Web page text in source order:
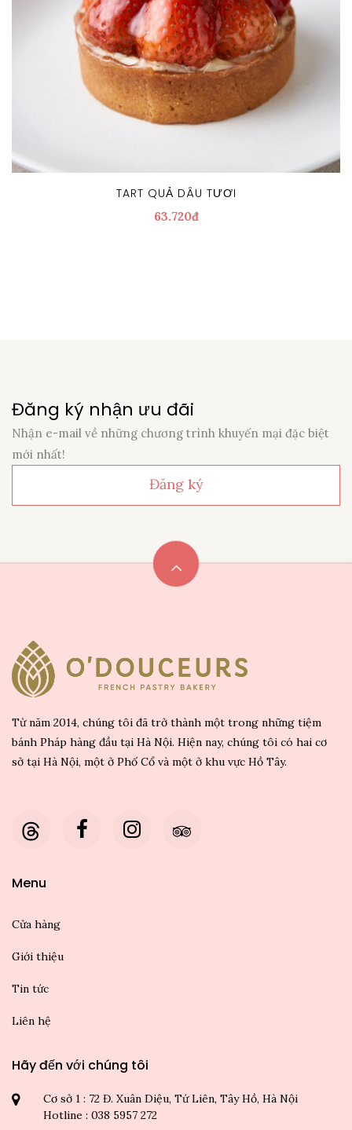
TART QUẢ DÂU TƯƠI
63.720đ
Đăng ký nhận ưu đãi
Nhận e-mail về những chương trình khuyến mại đặc biệt
mới nhất!
Đăng ký
Từ năm 2014, chúng tôi đã trở thành một trong những tiệm
bánh Pháp hàng đầu tại Hà Nội. Hiện nay, chúng tôi có hai cơ
sở tại Hà Nội, một ở Phố Cổ và một ở khu vực Hồ Tây.
Menu
Cửa hàng
Giới thiệu
Tin tức
Liên hệ
Hãy đến với chúng tôi
Cơ sở 1 : 72 Đ. Xuân Diệu, Tứ Liên, Tây Hồ, Hà Nội
Hotline : 038 5957 272